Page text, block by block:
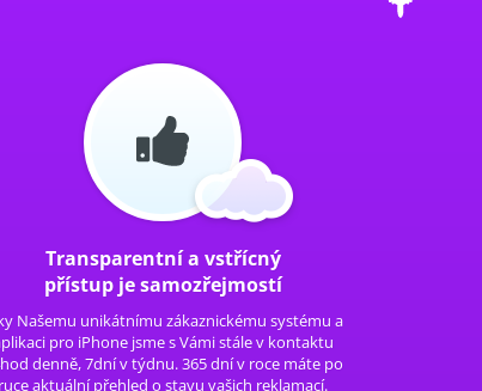
Transparentní a vstřícný
přístup je samozřejmostí
Našemu unikátnímu zákaznickému systému a
pro iPhone jsme s Vámi stále v kontaktu
denně, 7dní v týdnu. 365 dní v roce máte po
ruce aktuální přehled o stavu vašich reklamací.